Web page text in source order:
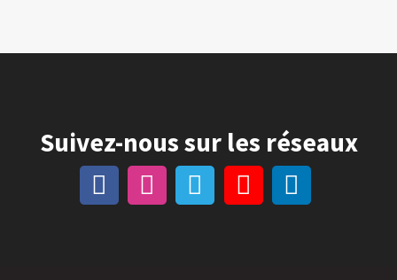
Suivez-nous sur les réseaux